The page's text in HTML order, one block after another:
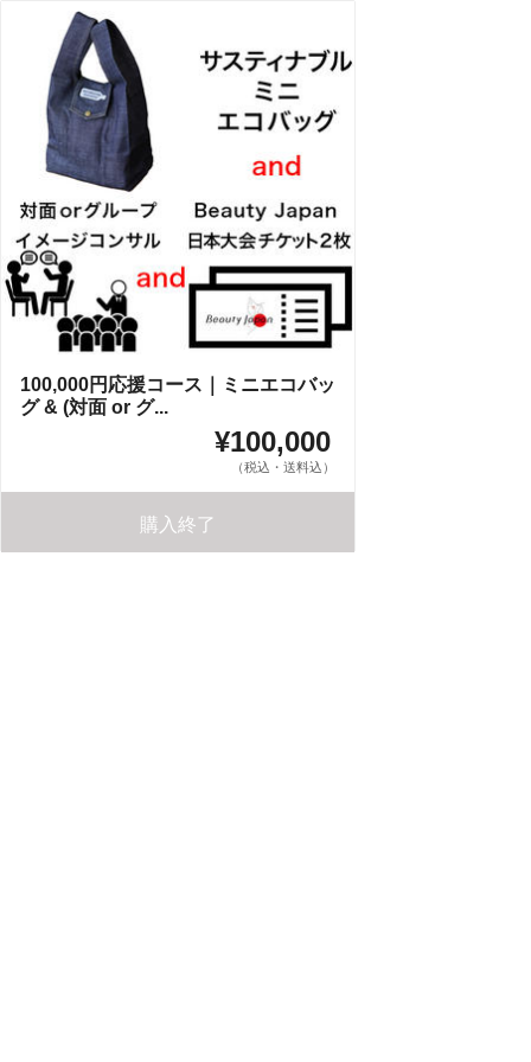
100,000円応援コース｜ミニエコバッ
グ & (対面 or グ...
¥100,000
（税込・送料込）
購入終了